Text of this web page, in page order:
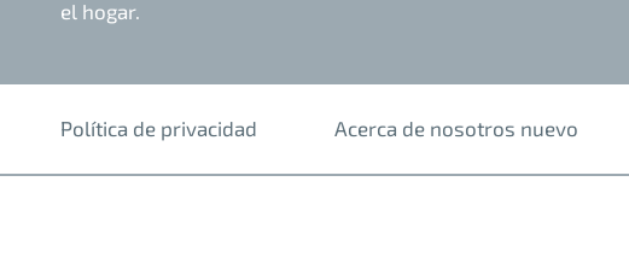
el hogar.
Política de privacidad Acerca de nosotros nuevo